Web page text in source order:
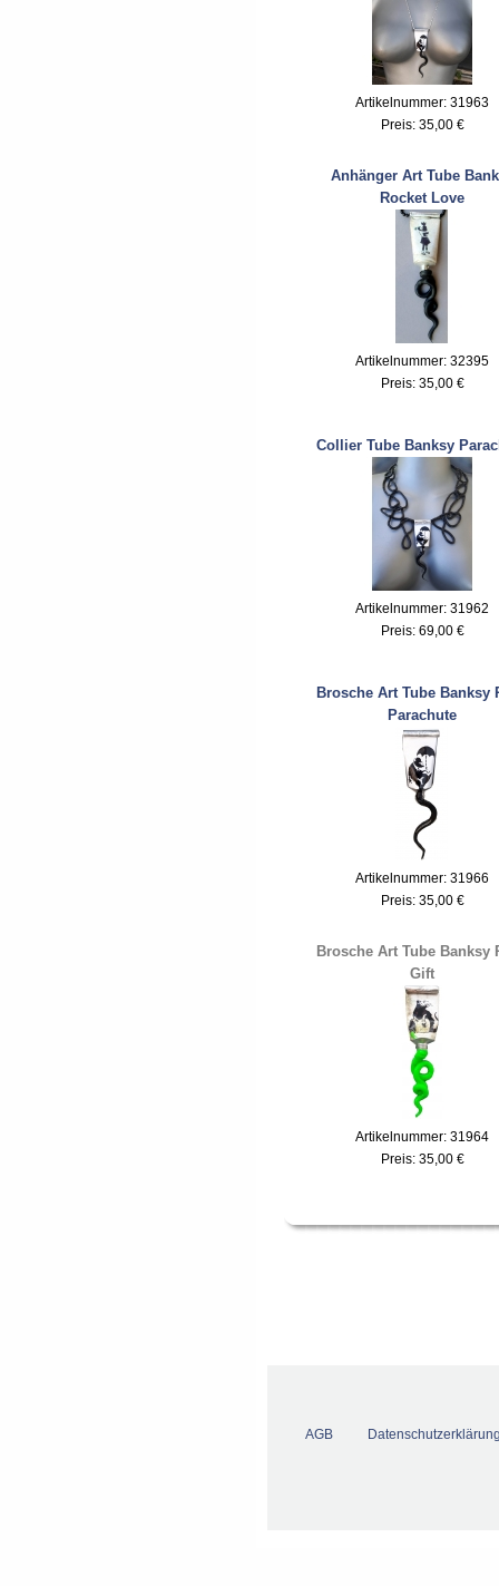
Artikelnummer: 31963
Preis: 35,00 €
Anhänger Art Tube
Rocket Love
Artikelnummer: 32395
Preis: 35,00 €
Collier Tube Banksy
Artikelnummer: 31962
Preis: 69,00 €
Brosche Art Tube Banksy
Parachute
Artikelnummer: 31966
Preis: 35,00 €
Brosche Art Tube Banksy
Gift
Artikelnummer: 31964
Preis: 35,00 €
AGB